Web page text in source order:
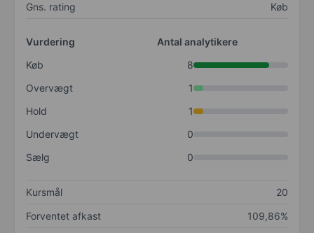
Gns. rating Køb
Vurdering
Antal analytikere
Køb
8
Overvægt
1
Hold
1
Undervægt
0
Sælg
0
Kursmål
20
Forventet afkast
109,86%